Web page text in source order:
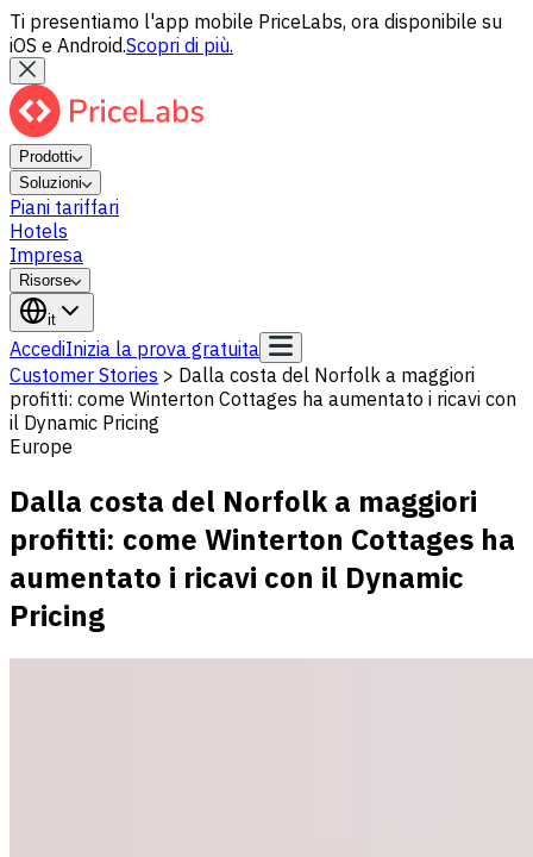
Ti presentiamo l'app mobile PriceLabs, ora disponibile su
iOS e Android.Scopri di più.
Prodotti
Soluzioni
Piani tariffari
Hotels
Impresa
Risorse
it
AccediInizia la prova gratuita
Customer Stories > Dalla costa del Norfolk a maggiori
profitti: come Winterton Cottages ha aumentato i ricavi con
il Dynamic Pricing
Europe
Dalla costa del Norfolk a maggiori
profitti: come Winterton Cottages ha
aumentato i ricavi con il Dynamic
Pricing